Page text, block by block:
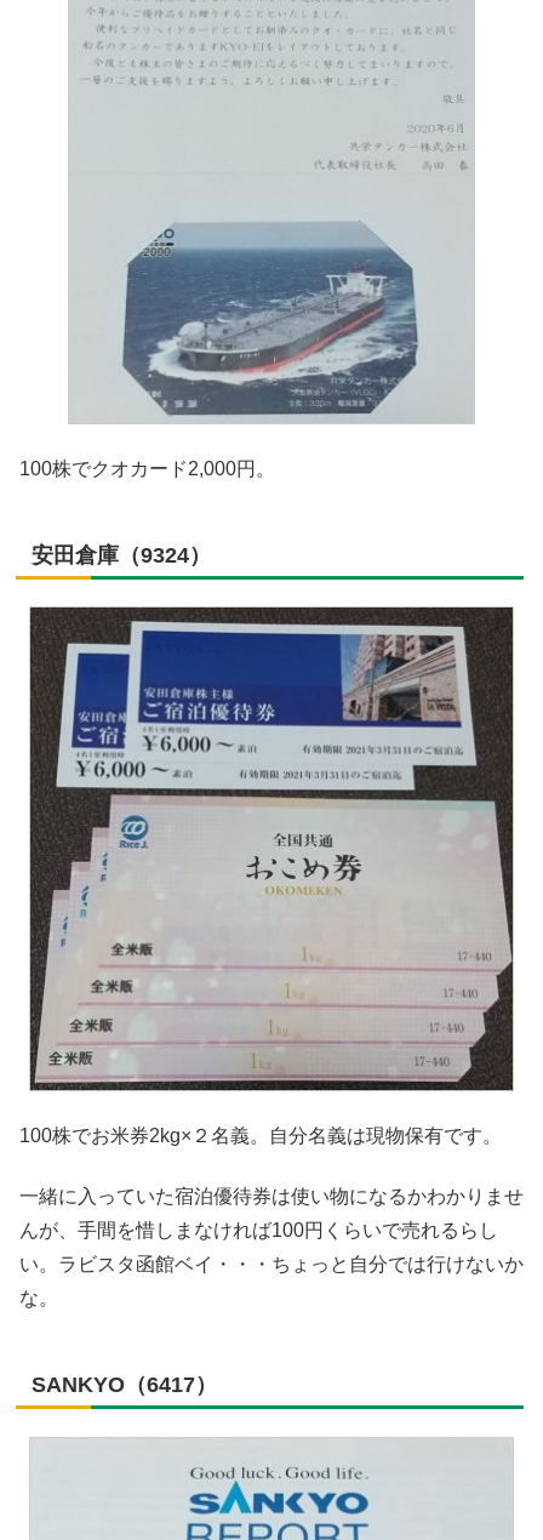
100株でクオカード2,000円。
安田倉庫（9324）
100株でお米券2kg×２名義。自分名義は現物保有です。
一緒に入っていた宿泊優待券は使い物になるかわかりませ
んが、手間を惜しまなければ100円くらいで売れるらし
い。ラビスタ函館ベイ・・・ちょっと自分では行けないか
な。
SANKYO（6417）